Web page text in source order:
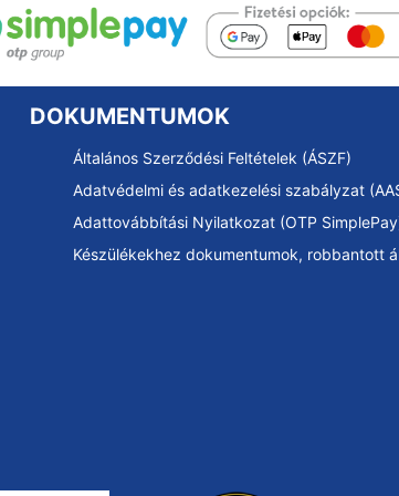
DOKUMENTUMOK
Általános Szerződési Feltételek (ÁSZF)
Adatvédelmi és adatkezelési szabályzat
Adattovábbítási Nyilatkozat (OTP
Készülékekhez dokumentumok, robbantott